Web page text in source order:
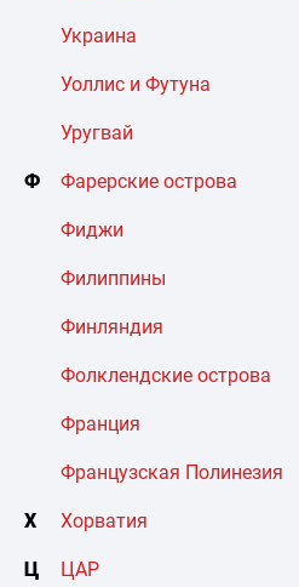
Украина
Уоллис и Футуна
Уругвай
Ф Фарерские острова
Фиджи
Филиппины
Финляндия
Фолклендские острова
Франция
Французская Полинезия
Х Хорватия
Ц ЦАР